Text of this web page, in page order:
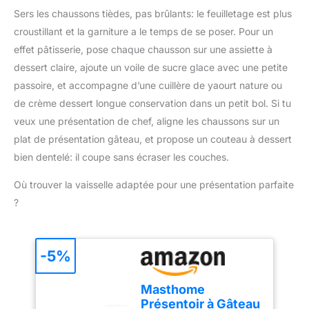
culinaire pendant
longtemps. Le jaune
représente le beurre, le
rouge représente la
sauce à pizza et le vert
représente les légumes
rôtis? Différentes tailles
sont prêtes à effectuer
différentes tâches. Soyez
assuré, si vous n'êtes
pas satisfait d'eux, nous
solution parfaite. Alors
barbecue!
ainsi moins de déchets
et économiserez de
l'argent sur le long terme.
⭐ Garantie Satisfaction :
qualité de notre tapis de
cuisson. Si pour quelque
raison que ce soit vous
n'en êtes pas satisfait,
problème.
disposer sur un plateau
en support Compatibles
de cuisson ; faciles à
nettoyer Chaque tapis de
cuisson mesure environ
29,5 x 42 cm
Sers les chaussons tièdes, pas brûlants: le feuilletage est plus
croustillant et la garniture a le temps de se poser. Pour un
effet pâtisserie, pose chaque chausson sur une assiette à
dessert claire, ajoute un voile de sucre glace avec une petite
passoire, et accompagne d’une cuillère de yaourt nature ou
de crème dessert longue conservation dans un petit bol. Si tu
veux une présentation de chef, aligne les chaussons sur un
plat de présentation gâteau, et propose un couteau à dessert
bien dentelé: il coupe sans écraser les couches.
Où trouver la vaisselle adaptée pour une présentation parfaite
?
Masthome
Présentoir à Gâteau
-5%